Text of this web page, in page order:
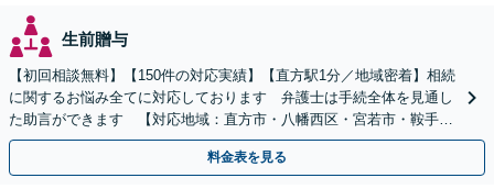
生前贈与
【初回相談無料】【150件の対応実績】【直方駅1分／地域密着】相続
に関するお悩み全てに対応しております 弁護士は手続全体を見通し
た助言ができます 【対応地域：直方市・八幡西区・宮若市・鞍手
町・小竹町・福智町・中間市】
料金表を見る